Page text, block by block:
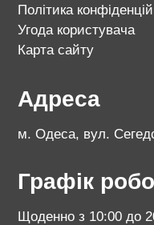
Політика
Угода користувача
Карта сайту
Адреса
м. Одеса, вул.
Графік
Щоденно з 10:00 до